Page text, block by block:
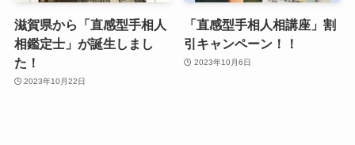
滋賀県から「直感型手相人
相鑑定士」が誕生しまし
た！
2023年10月22日
「直感型手相人相講座」割
引キャンペーン！！
2023年10月6日